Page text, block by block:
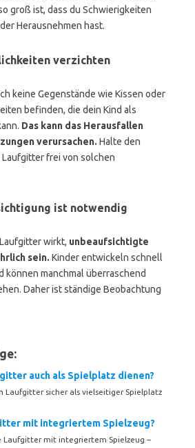
groß ist, dass du Schwierigkeiten
Herausnehmen hast.
verzichten
keine Gegenstände wie Kissen oder
befinden, die dein Kind als
Das kann das Herausfallen
verursachen. Halte den
Laufgitter frei von solchen
ist notwendig
wirkt, unbeaufsichtigte
sein. Kinder entwickeln schnell
können manchmal überraschend
Daher ist ständige Beobachtung
auch als Spielplatz dienen?
Laufgitter sicher als vielseitiger Spielplatz
mit integriertem Spielzeug?
Laufgitter mit integriertem Spielzeug –